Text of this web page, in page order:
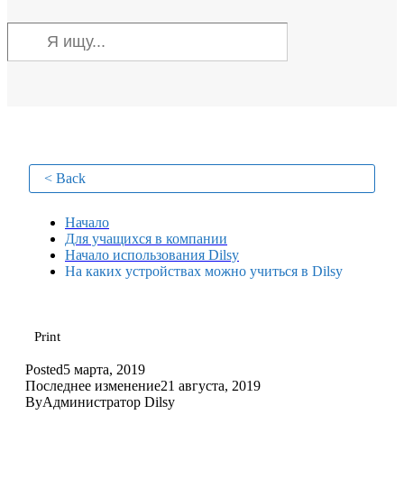
< Back
Начало
Для учащихся в компании
Начало использования Dilsy
На каких устройствах можно учиться в Dilsy
Print
Posted5 марта, 2019
Последнее изменение21 августа, 2019
ByАдминистратор Dilsy